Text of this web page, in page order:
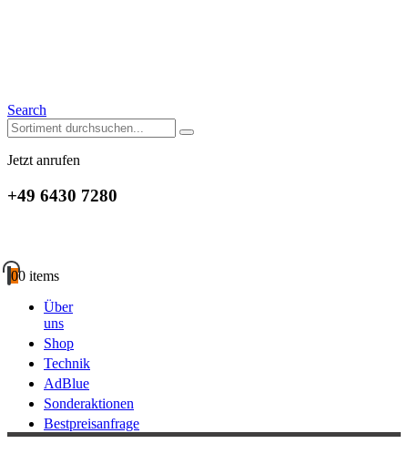
Search
Jetzt anrufen
+49 6430 7280
00 items
Über
uns
Shop
Technik
AdBlue
Sonderaktionen
Bestpreisanfrage